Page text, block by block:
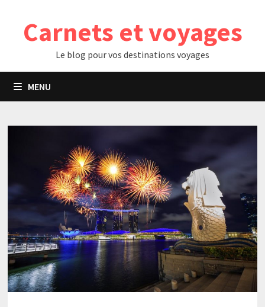
contenuCarnets et voyages
Le blog pour vos destinations voyages
MENU